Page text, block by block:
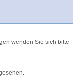
wenden Sie sich bitte